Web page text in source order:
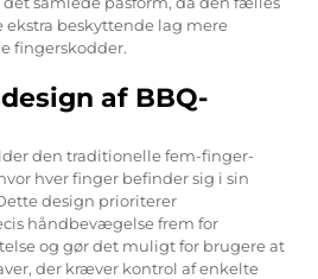
beskyttende lag mere
fingerskodder.
af BBQ-
den traditionelle fem-finger-
hver finger befinder sig i sin
design prioriterer
håndbevægelse frem for
og gør det muligt for brugere at
der kræver kontrol af enkelte